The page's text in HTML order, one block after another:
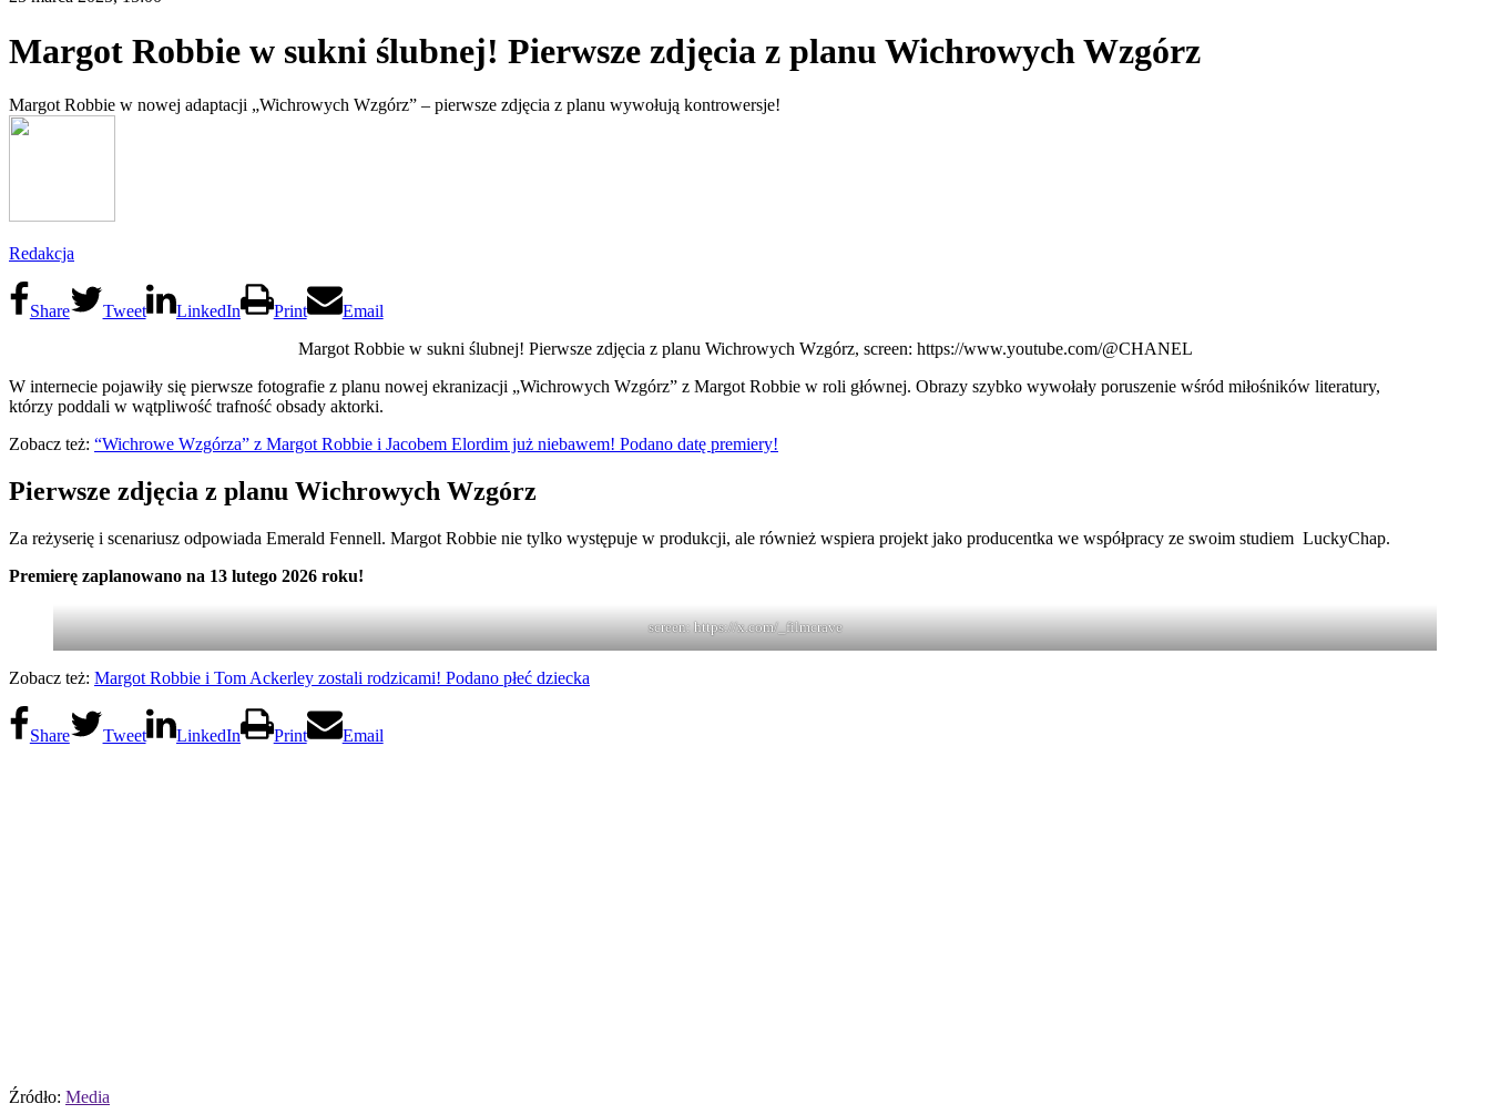
Margot Robbie w sukni ślubnej! Pierwsze zdjęcia z planu Wichrowych Wzgórz
Margot Robbie w nowej adaptacji „Wichrowych Wzgórz” – pierwsze zdjęcia z planu wywołują kontrowersje!
Redakcja
Share Tweet LinkedIn Print
Email
Margot Robbie w sukni ślubnej! Pierwsze zdjęcia z planu Wichrowych Wzgórz, screen: https://www.youtube.com/@CHANEL
W internecie pojawiły się pierwsze fotografie z planu nowej ekranizacji „Wichrowych Wzgórz” z Margot Robbie w roli głównej. Obrazy szybko wywołały poruszenie wśród miłośników literatury,
którzy poddali w wątpliwość trafność obsady aktorki.
Zobacz też: “Wichrowe Wzgórza” z Margot Robbie i Jacobem Elordim już niebawem! Podano datę premiery!
Pierwsze zdjęcia z planu Wichrowych Wzgórz
Za reżyserię i scenariusz odpowiada Emerald Fennell. Margot Robbie nie tylko występuje w produkcji, ale również wspiera projekt jako producentka we współpracy ze swoim studiem LuckyChap.
Premierę zaplanowano na 13 lutego 2026 roku!
screen: https://x.com/_filmcrave
Zobacz też: Margot Robbie i Tom Ackerley zostali rodzicami! Podano płeć dziecka
Share Tweet LinkedIn Print Email
Źródło: Media